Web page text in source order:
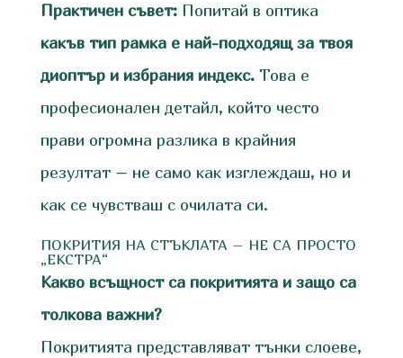
Практичен съвет:Попитай в оптика
какъв тип рамка е най-подходящ за твоя
диоптър и избрания индекс.Това е
професионален детайл, който често
прави огромна разлика в крайния
резултат – не само как изглеждаш, но и
как се чувстваш с очилата си.
ПОКРИТИЯ НА СТЪКЛАТА – НЕ СА ПРОСТО
„ЕКСТРА“
Какво всъщност са покритията и защо са
толкова важни?
Покритията представляват тънки слоеве,